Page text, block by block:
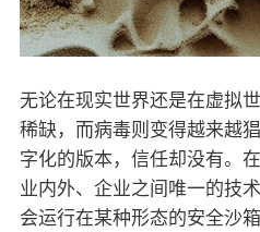
无论在现实世界还是在虚拟
稀缺，而病毒则变得越来越
字化的版本，信任却没有。
业内外、企业之间唯一的技
会运行在某种形态的安全沙